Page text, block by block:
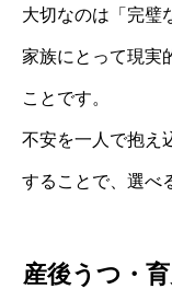
大切なのは「完璧
家族にとって現実
ことです。
不安を一人で抱え
することで、選べ
産後うつ・